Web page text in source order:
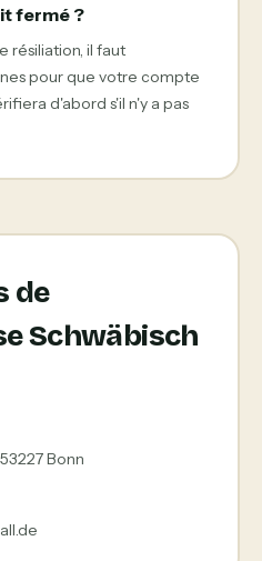
fermé ?
résiliation, il faut
pour que votre compte
d'abord s'il n'y a pas
de
Schwäbisch
Bonn